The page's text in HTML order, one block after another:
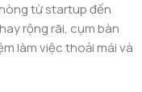
từ startup đến
rộng rãi, cụm bàn
làm việc thoải mái và